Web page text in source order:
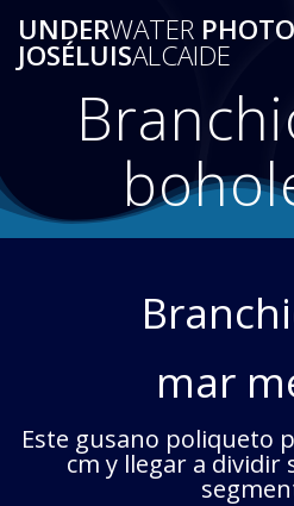
al
UNDERWATER PHOTO
JOSÉLUISALCAIDE
mar
Este gusano poliqueto
cm y llegar a dividir